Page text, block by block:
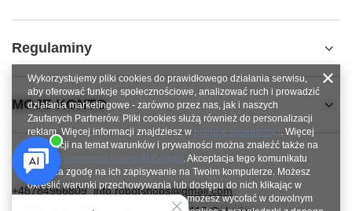
Regulaminy
MOJE KONTO
+48784966809 info.robotshops@gmail.com
Wykorzystujemy pliki cookies do prawidłowego działania serwisu,
aby oferować funkcje społecznościowe, analizować ruch i prowadzić
działania marketingowe - zarówno przez nas, jak i naszych
Zaufanych Partnerów. Pliki cookies służą również do personalizacji
reklam. Więcej informacji znajdziesz w polityce prywatności. Więcej
informacji na temat warunków i prywatności można znaleźć także na
stronie Prywatność i warunki Google. Akceptacja tego komunikatu
oznacza zgodę na ich zapisywanie na Twoim komputerze. Możesz
określić warunki przechowywania lub dostępu do nich klikając w
zakładkę „Konfiguracja zgód”. Zgodę możesz wycofać w dowolnym